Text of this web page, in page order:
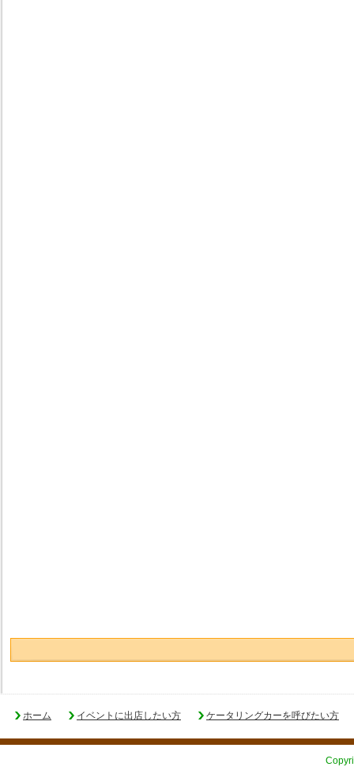
ホーム イベントに出店したい方 ケータリングカーを呼びたい方